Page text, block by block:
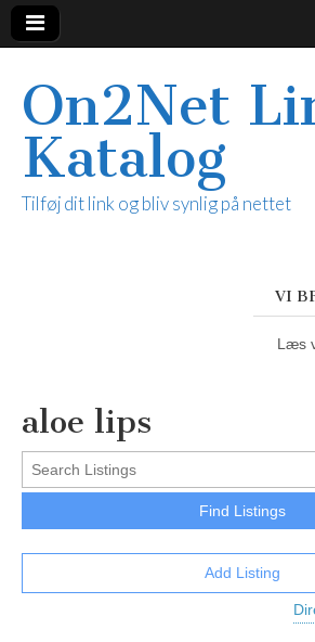
On2Net
Katalog
Tilføj dit link og bliv synlig på nettet
VI
Læs
aloe lips
Add Listing